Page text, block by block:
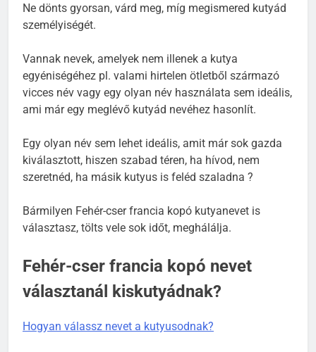
Ne dönts gyorsan, várd meg, míg megismered kutyád
személyiségét.
Vannak nevek, amelyek nem illenek a kutya
egyéniségéhez pl. valami hirtelen ötletből származó
vicces név vagy egy olyan név használata sem ideális,
ami már egy meglévő kutyád nevéhez hasonlít.
Egy olyan név sem lehet ideális, amit már sok gazda
kiválasztott, hiszen szabad téren, ha hívod, nem
szeretnéd, ha másik kutyus is feléd szaladna ?
Bármilyen Fehér-cser francia kopó kutyanevet is
választasz, tölts vele sok időt, meghálálja.
Fehér-cser francia kopó nevet
választanál kiskutyádnak?
Hogyan válassz nevet a kutyusodnak?